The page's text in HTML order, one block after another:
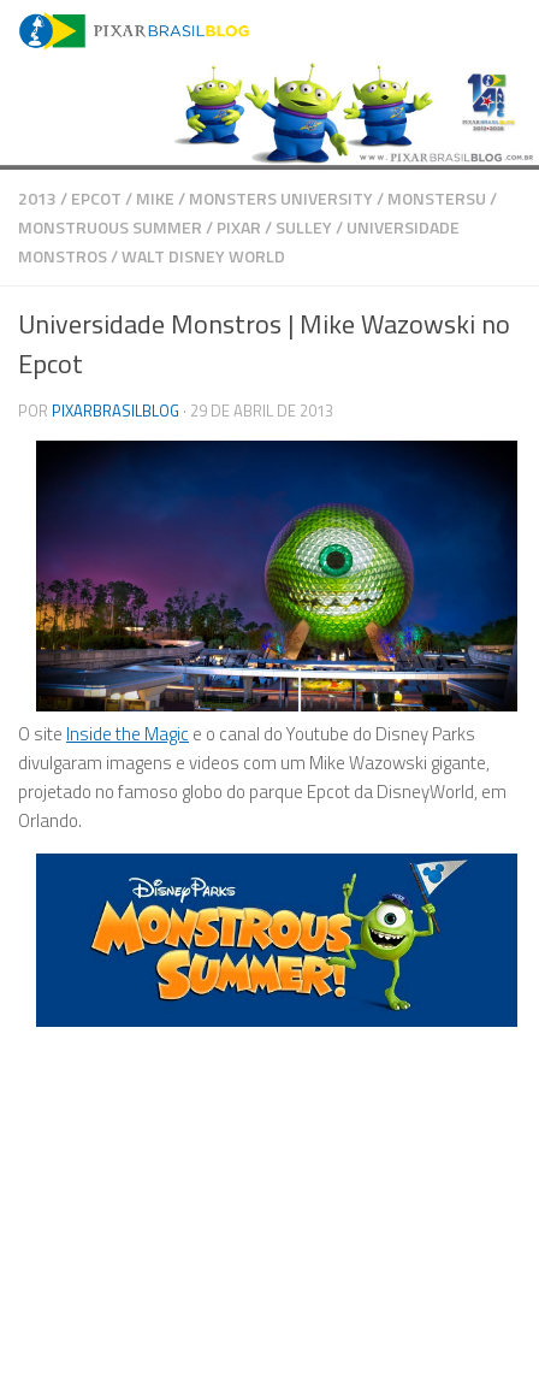
Skip to content
2013/EPCOT/MIKE/MONSTERS UNIVERSITY/MONSTERSU/
MONSTRUOUS SUMMER/PIXAR/SULLEY/UNIVERSIDADE
MONSTROS/WALT DISNEY WORLD
Universidade Monstros | Mike Wazowski no
Epcot
POR PIXARBRASILBLOG · 29 DE ABRIL DE 2013
O site Inside the Magic e o canal do Youtube do Disney Parks
divulgaram imagens e videos com um Mike Wazowski gigante,
projetado no famoso globo do parque Epcot da DisneyWorld, em
Orlando.